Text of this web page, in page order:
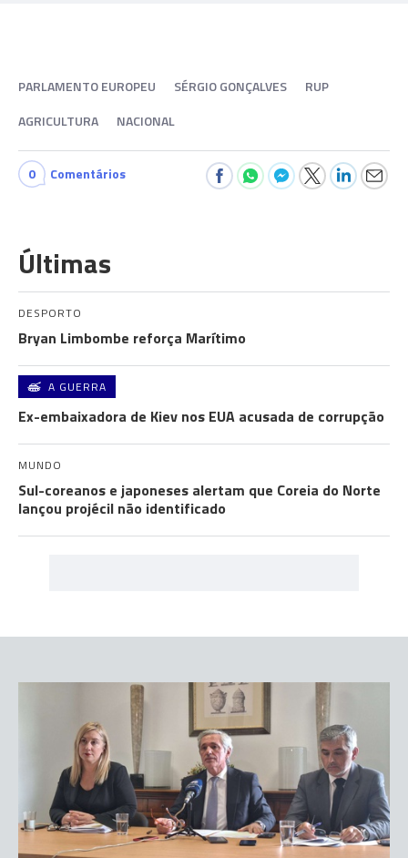
PARLAMENTO EUROPEU SÉRGIO GONÇALVES
RUP
AGRICULTURA
NACIONAL
0 Comentários
Últimas
DESPORTO
Bryan Limbombe reforça Marítimo
A GUERRA
Ex-embaixadora de Kiev nos EUA acusada de corrupção
MUNDO
Sul-coreanos e japoneses alertam que Coreia do Norte
lançou projécil não identificado